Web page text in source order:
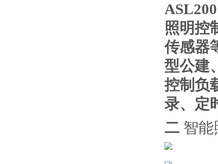
照明控
传感器
型公建
控制负
录、定
二 智能